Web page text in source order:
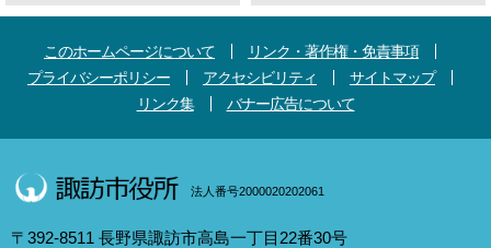
このホームページについて
リンク・著作権・免責事項
プライバシーポリシー
アクセシビリティ
サイトマップ
リンク集
バナー広告について
法人番号2000020202061
〒392-8511 長野県諏訪市高島一丁目22番30号